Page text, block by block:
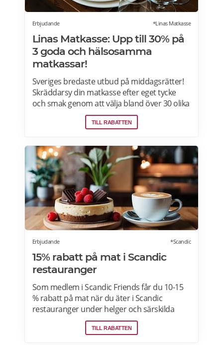
Erbjudande *Linas Matkasse
Linas Matkasse: Upp till 30% på
3 goda och hälsosamma
matkassar!
Sveriges bredaste utbud på middagsrätter!
Skräddarsy din matkasse efter eget tycke
och smak genom att välja bland över 30 olika
rätter – varje vecka! Din matkasse levereras
direkt till din dörr. Du kan skräddarsy din
maträtter. Läs mer och upptäck hela meny!
TILL RABATTEN
Erbjudande *Scandic
15% rabatt på mat i Scandic
restauranger
Som medlem i Scandic Friends får du 10-15
% rabatt på mat när du äter i Scandic
restauranger under helger och särskilda
helgdagar (vardagar). Rabatten gäller även i
hotellshoppen. Rabatt på mat gäller från
TILL RABATTEN